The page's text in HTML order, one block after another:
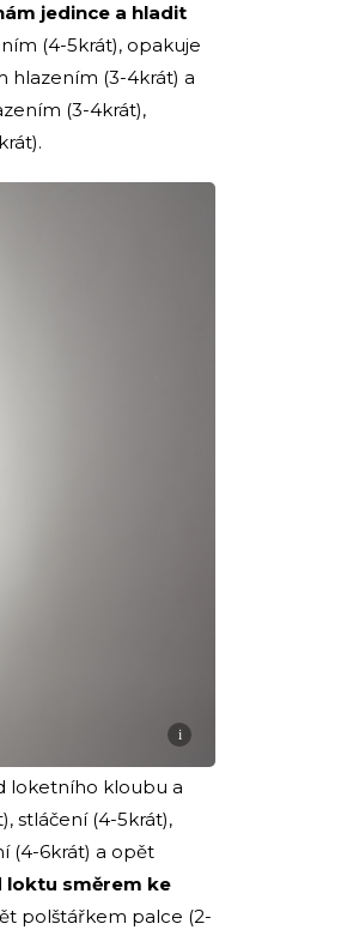
jedince a hladit
(4-5krát), opakuje
hlazením (3-4krát) a
(3-4krát),
i
loketního kloubu a
stláčení (4-5krát),
(4-6krát) a opět
loktu směrem ke
polštářkem palce (2-